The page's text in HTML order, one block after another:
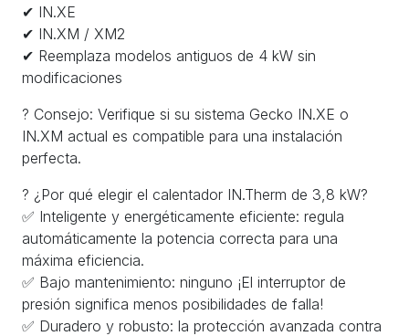
✔ IN.XE
✔ IN.XM / XM2
✔ Reemplaza modelos antiguos de 4 kW sin
modificaciones
? Consejo: Verifique si su sistema Gecko IN.XE o
IN.XM actual es compatible para una instalación
perfecta.
? ¿Por qué elegir el calentador IN.Therm de 3,8 kW?
✅ Inteligente y energéticamente eficiente: regula
automáticamente la potencia correcta para una
máxima eficiencia.
✅ Bajo mantenimiento: ninguno ¡El interruptor de
presión significa menos posibilidades de falla!
✅ Duradero y robusto: la protección avanzada contra